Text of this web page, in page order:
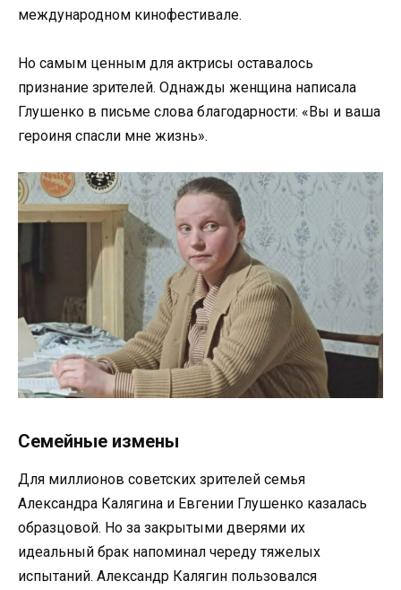
международном кинофестивале.
Но самым ценным для актрисы оставалось
признание зрителей. Однажды женщина написала
Глушенко в письме слова благодарности: «Вы и ваша
героиня спасли мне жизнь».
Семейные измены
Для миллионов советских зрителей семья
Александра Калягина и Евгении Глушенко казалась
образцовой. Но за закрытыми дверями их
идеальный брак напоминал череду тяжелых
испытаний. Александр Калягин пользовался